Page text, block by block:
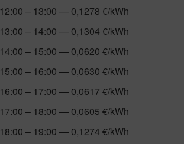
12:00 – 13:00 — 0,1278 €/kWh
13:00 – 14:00 — 0,1304 €/kWh
14:00 – 15:00 — 0,0620 €/kWh
15:00 – 16:00 — 0,0630 €/kWh
16:00 – 17:00 — 0,0617 €/kWh
17:00 – 18:00 — 0,0605 €/kWh
18:00 – 19:00 — 0,1274 €/kWh